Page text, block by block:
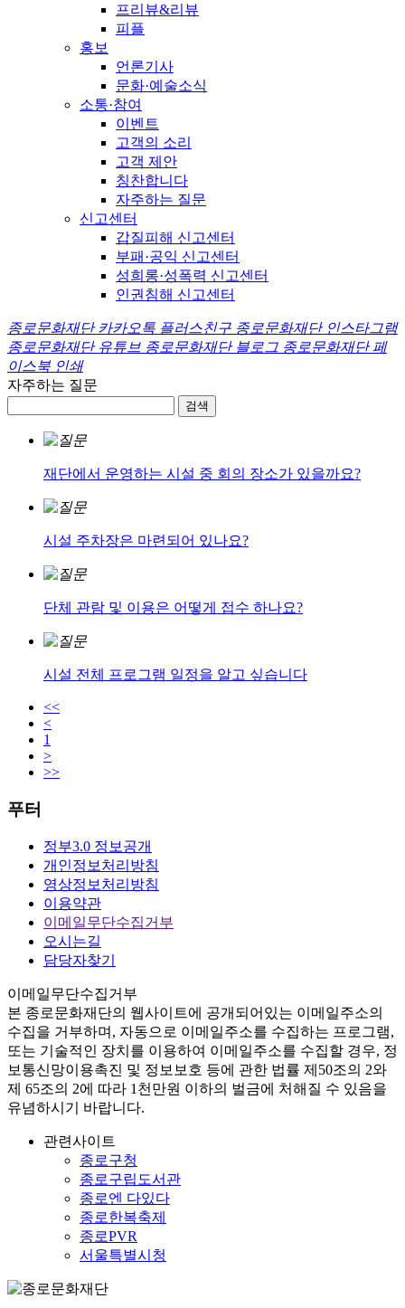
프리뷰&리뷰
피플
홍보
언론기사
문화·예술소식
소통·참여
이벤트
고객의 소리
고객 제안
칭찬합니다
자주하는 질문
신고센터
갑질피해 신고센터
부패·공익 신고센터
성희롱·성폭력 신고센터
인권침해 신고센터
종로문화재단 카카오톡 플러스친구 종로문화재단 인스타그램
종로문화재단 유튜브 종로문화재단 블로그 종로문화재단 페
이스북 인쇄
자주하는 질문
재단에서 운영하는 시설 중 회의 장소가 있을까요?
시설 주차장은 마련되어 있나요?
단체 관람 및 이용은 어떻게 접수 하나요?
시설 전체 프로그램 일정을 알고 싶습니다
<<
<
1
>
>>
푸터
정부3.0 정보공개
개인정보처리방침
영상정보처리방침
이용약관
이메일무단수집거부
오시는길
담당자찾기
이메일무단수집거부
본 종로문화재단의 웹사이트에 공개되어있는 이메일주소의
수집을 거부하며, 자동으로 이메일주소를 수집하는 프로그램,
또는 기술적인 장치를 이용하여 이메일주소를 수집할 경우, 정
보통신망이용촉진 및 정보보호 등에 관한 법률 제50조의 2와
제 65조의 2에 따라 1천만원 이하의 벌금에 처해질 수 있음을
유념하시기 바랍니다.
관련사이트
종로구청
종로구립도서관
종로엔 다있다
종로한복축제
종로PVR
서울특별시청